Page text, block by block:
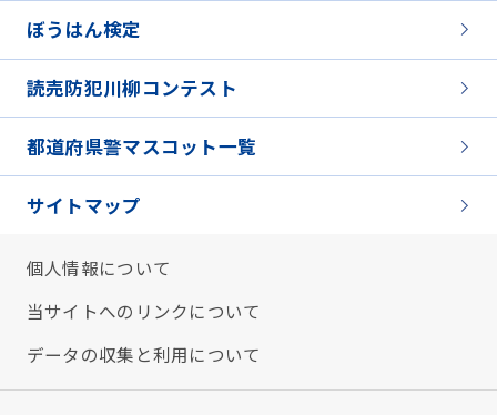
ぼうはん検定
読売防犯川柳コンテスト
都道府県警マスコット一覧
サイトマップ
個人情報について
当サイトへのリンクについて
データの収集と利用について